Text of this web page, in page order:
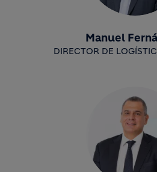
Manuel
DIRECTOR DE